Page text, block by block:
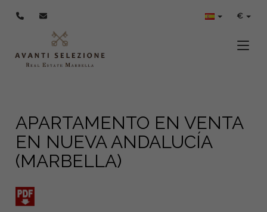
€
APARTAMENTO EN VENTA
EN NUEVA ANDALUCÍA
(MARBELLA)